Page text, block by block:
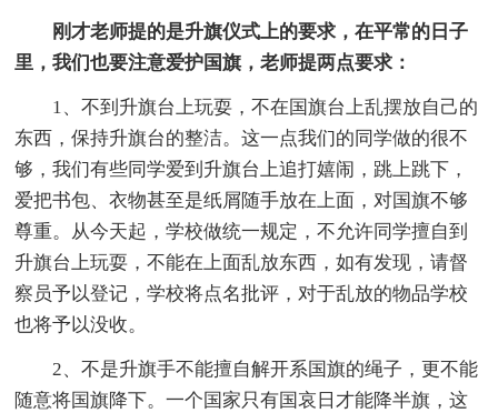
刚才老师提的是升旗仪式上的要求，在平常的日子
里，我们也要注意爱护国旗，老师提两点要求：
1、不到升旗台上玩耍，不在国旗台上乱摆放自己的
东西，保持升旗台的整洁。这一点我们的同学做的很不
够，我们有些同学爱到升旗台上追打嬉闹，跳上跳下，
爱把书包、衣物甚至是纸屑随手放在上面，对国旗不够
尊重。从今天起，学校做统一规定，不允许同学擅自到
升旗台上玩耍，不能在上面乱放东西，如有发现，请督
察员予以登记，学校将点名批评，对于乱放的物品学校
也将予以没收。
2、不是升旗手不能擅自解开系国旗的绳子，更不能
随意将国旗降下。一个国家只有国哀日才能降半旗，这